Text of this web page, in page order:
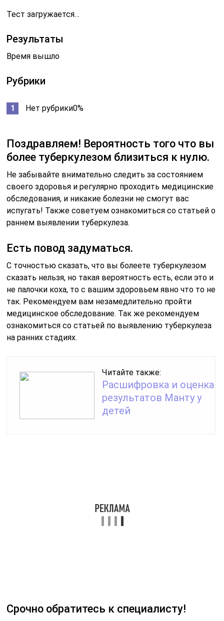
Тест загружается…
Результаты
Время вышло
Рубрики
Нет рубрики0%
Поздравляем! Вероятность того что вы
более туберкулезом близиться к нулю.
Не забывайте внимательно следить за состоянием
своего здоровья и регулярно проходить медицинские
обследования, и никакие болезни не смогут вас
испугать! Также советуем ознакомиться со статьей о
раннем выявлении туберкулеза.
Есть повод задуматься.
С точностью сказать, что вы болеете туберкулезом
сказать нельзя, но такая вероятность есть, если это и
не палочки коха, то с вашим здоровьем явно что то не
так. Рекомендуем вам незамедлительно пройти
медицинское обследование. Так же рекомендуем
ознакомиться со статьей по выявлению туберкулеза
на ранних стадиях.
Читайте также:
Расшифровка и оценка
результатов Манту у
детей
Срочно обратитесь к специалисту!